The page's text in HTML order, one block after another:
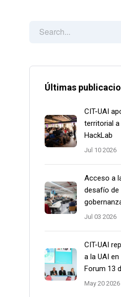
Últimas
CIT-UAI
territorial
HackLab
Jul 10 2026
Acceso a
desafío de
Jul 03 2026
CIT-UAI
a la UAI
Forum 13
May 20 2026